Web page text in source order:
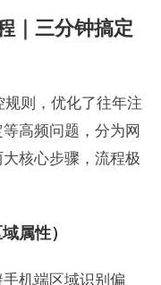
｜三分钟搞定
则，优化了往年注
高频问题，分为网
核心步骤，流程极
属性）
机端区域识别偏